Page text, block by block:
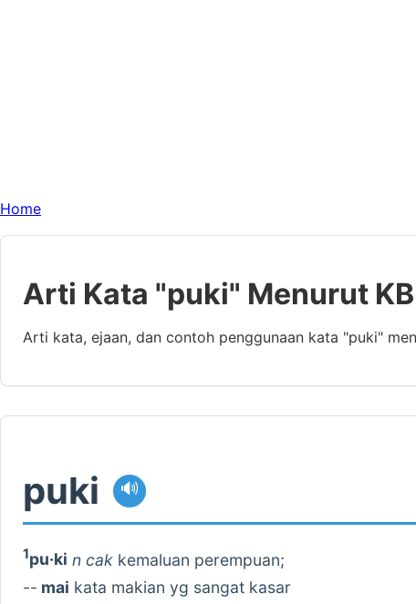
Home
Arti Kata "puki" Menurut
Arti kata, ejaan, dan contoh penggunaan kata "puki"
puki 🔊
1pu·ki n cak kemaluan perempuan;
-- mai kata makian yg sangat kasar